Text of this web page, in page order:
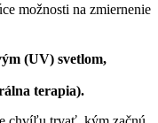
možnosti na zmiernenie
(UV) svetlom,
terapia).